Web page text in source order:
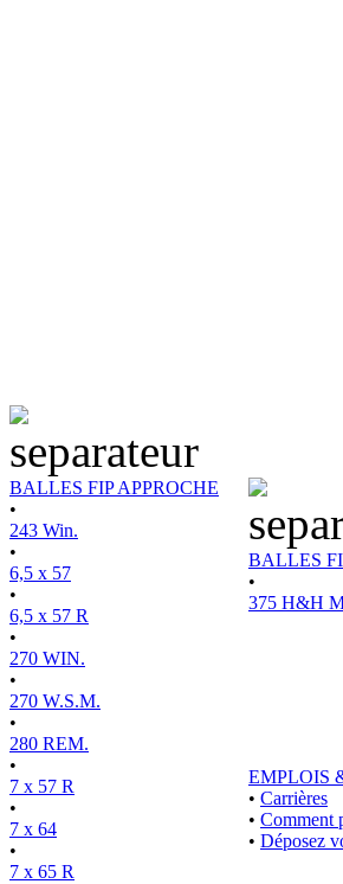
BALLES FIP APPROCHE
•
243 Win.
•
6,5 x 57
•
6,5 x 57 R
•
270 WIN.
•
270 W.S.M.
•
280 REM.
•
7 x 57 R
•
7 x 64
•
7 x 65 R
BALLES
•
375 H&H
EMPLOIS
• Carrières
• Comment
• Déposez